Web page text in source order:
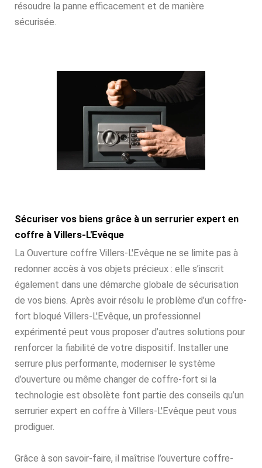
résoudre la panne efficacement et de manière
sécurisée.
Sécuriser vos biens grâce à un serrurier expert en
coffre à Villers-L'Evêque
La Ouverture coffre Villers-L'Evêque ne se limite pas à
redonner accès à vos objets précieux : elle s’inscrit
également dans une démarche globale de sécurisation
de vos biens. Après avoir résolu le problème d’un coffre-
fort bloqué Villers-L'Evêque, un professionnel
expérimenté peut vous proposer d’autres solutions pour
renforcer la fiabilité de votre dispositif. Installer une
serrure plus performante, moderniser le système
d’ouverture ou même changer de coffre-fort si la
technologie est obsolète font partie des conseils qu’un
serrurier expert en coffre à Villers-L'Evêque peut vous
prodiguer.
Grâce à son savoir-faire, il maîtrise l’ouverture coffre-